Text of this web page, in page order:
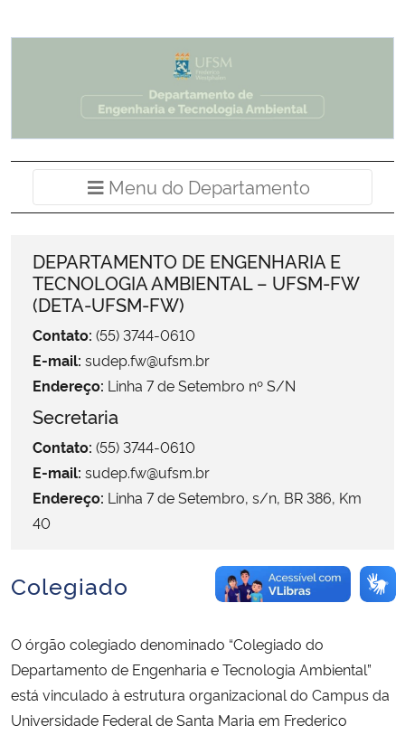
Ministério de Minas e Energia
Ministério da Ciência, Tecnologia, Inovações e Comunicações
Ministério do Meio Ambiente
Ministério do Turismo
Ministério do Desenvolvimento Regional
Ministério da Mulher, da Família e dos Direitos Humanos
Secretaria-Geral
Secretaria de Governo
Advocacia-Geral da União
Banco Central do Brasil
Menu do Departamento
DEPARTAMENTO DE ENGENHARIA E
TECNOLOGIA AMBIENTAL – UFSM-FW
(DETA-UFSM-FW)
Contato: (55) 3744-0610
E-mail: sudep.fw@ufsm.br
Endereço: Linha 7 de Setembro nº S/N
Secretaria
Contato: (55) 3744-0610
E-mail: sudep.fw@ufsm.br
Endereço: Linha 7 de Setembro, s/n, BR 386, Km
40
Colegiado
O órgão colegiado denominado “Colegiado do
Departamento de Engenharia e Tecnologia Ambiental”
está vinculado à estrutura organizacional do Campus da
Universidade Federal de Santa Maria em Frederico